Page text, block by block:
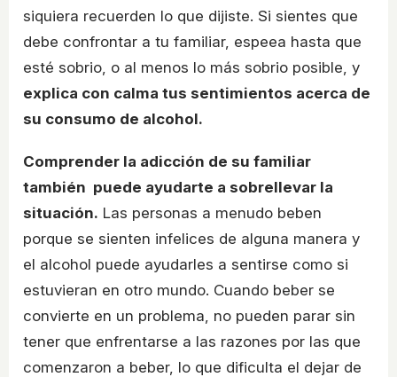
siquiera recuerden lo que dijiste. Si sientes que
debe confrontar a tu familiar, espeea hasta que
esté sobrio, o al menos lo más sobrio posible, y
explica con calma tus sentimientos acerca de
su consumo de alcohol.
Comprender la adicción de su familiar
también puede ayudarte a sobrellevar la
situación. Las personas a menudo beben
porque se sienten infelices de alguna manera y
el alcohol puede ayudarles a sentirse como si
estuvieran en otro mundo. Cuando beber se
convierte en un problema, no pueden parar sin
tener que enfrentarse a las razones por las que
comenzaron a beber, lo que dificulta el dejar de